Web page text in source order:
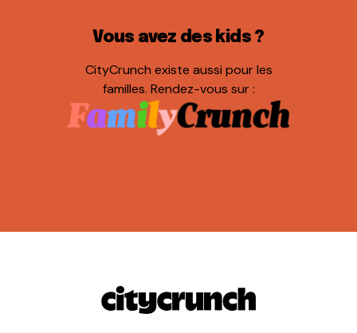
Vous avez des kids ?
CityCrunch existe aussi pour les
familles. Rendez-vous sur :